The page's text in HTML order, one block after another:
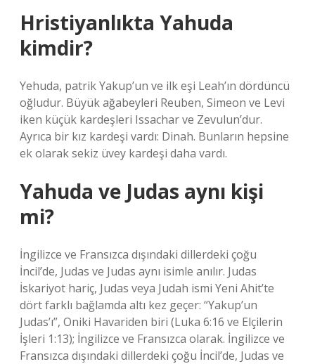
Hristiyanlıkta Yahuda
kimdir?
Yehuda, patrik Yakup’un ve ilk eşi Leah’ın dördüncü
oğludur. Büyük ağabeyleri Reuben, Simeon ve Levi
iken küçük kardeşleri Issachar ve Zevulun’dur.
Ayrıca bir kız kardeşi vardı: Dinah. Bunların hepsine
ek olarak sekiz üvey kardeşi daha vardı.
Yahuda ve Judas aynı kişi
mi?
İngilizce ve Fransızca dışındaki dillerdeki çoğu
İncil’de, Judas ve Judas aynı isimle anılır. Judas
İskariyot hariç, Judas veya Judah ismi Yeni Ahit’te
dört farklı bağlamda altı kez geçer: “Yakup’un
Judas’ı”, Oniki Havariden biri (Luka 6:16 ve Elçilerin
İşleri 1:13); İngilizce ve Fransızca olarak. İngilizce ve
Fransızca dışındaki dillerdeki çoğu İncil’de, Judas ve